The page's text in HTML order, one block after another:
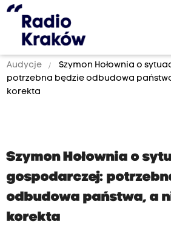
Audycje
Szymon Hołownia o
potrzebna będzie odbudowa
korekta
Szymon Hołownia o
gospodarczej:
odbudowa państwa, a
korekta